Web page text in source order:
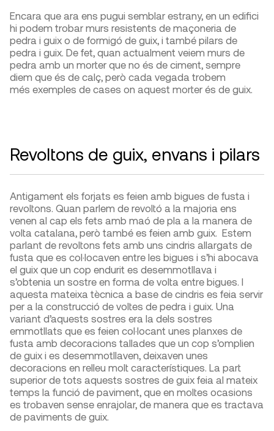
Encara que ara ens pugui semblar estrany, en un edifici
hi podem trobar murs resistents de maçoneria de
pedra i guix o de formigó de guix, i també pilars de
pedra i guix. De fet, quan actualment veiem murs de
pedra amb un morter que no és de ciment, sempre
diem que és de calç, però cada vegada trobem
més exemples de cases on aquest morter és de guix.
Revoltons de guix, envans i pilars
Antigament els forjats es feien amb bigues de fusta i
revoltons. Quan parlem de revoltó a la majoria ens
venen al cap els fets amb maó de pla a la manera de
volta catalana, però també es feien amb guix. Estem
parlant de revoltons fets amb uns cindris allargats de
fusta que es col·locaven entre les bigues i s’hi abocava
el guix que un cop endurit es desemmotllava i
s’obtenia un sostre en forma de volta entre bigues. I
aquesta mateixa tècnica a base de cindris es feia servir
per a la construcció de voltes de pedra i guix. Una
variant d’aquests sostres era la dels sostres
emmotllats que es feien col·locant unes planxes de
fusta amb decoracions tallades que un cop s’omplien
de guix i es desemmotllaven, deixaven unes
decoracions en relleu molt característiques. La part
superior de tots aquests sostres de guix feia al mateix
temps la funció de paviment, que en moltes ocasions
es trobaven sense enrajolar, de manera que es tractava
de paviments de guix.